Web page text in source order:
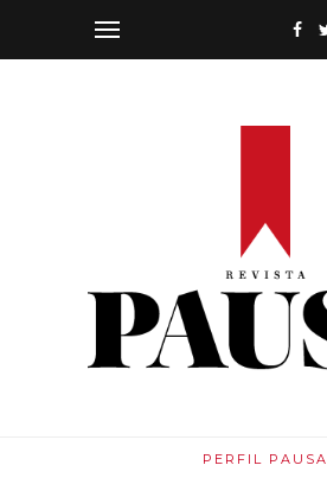
PERFIL PAUSA